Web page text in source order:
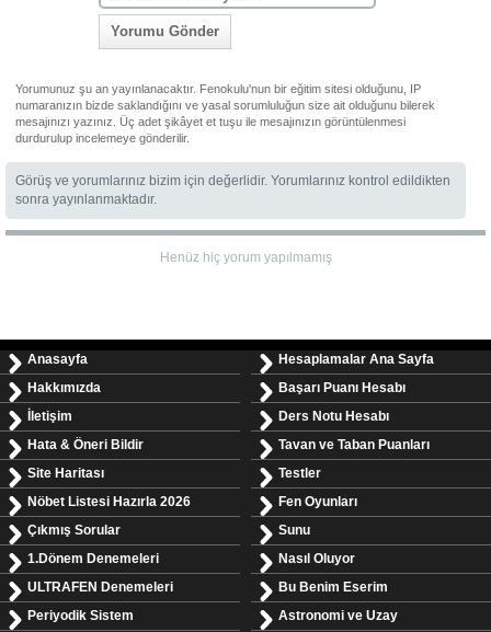
Yorumu Gönder
Yorumunuz şu an yayınlanacaktır. Fenokulu'nun bir eğitim sitesi olduğunu, IP
numaranızın bizde saklandığını ve yasal sorumluluğun size ait olduğunu bilerek
mesajınızı yazınız. Üç adet şikâyet et tuşu ile mesajınızın görüntülenmesi
durdurulup incelemeye gönderilir.
Görüş ve yorumlarınız bizim için değerlidir. Yorumlarınız kontrol edildikten
sonra yayınlanmaktadır.
Henüz hiç yorum yapılmamış
Anasayfa
Hakkımızda
İletişim
Hata & Öneri Bildir
Site Haritası
Nöbet Listesi Hazırla 2026
Çıkmış Sorular
1.Dönem Denemeleri
ULTRAFEN Denemeleri
Periyodik Sistem
Hesaplamalar Ana Sayfa
Başarı Puanı Hesabı
Ders Notu Hesabı
Tavan ve Taban Puanları
Testler
Fen Oyunları
Sunu
Nasıl Oluyor
Bu Benim Eserim
Astronomi ve Uzay